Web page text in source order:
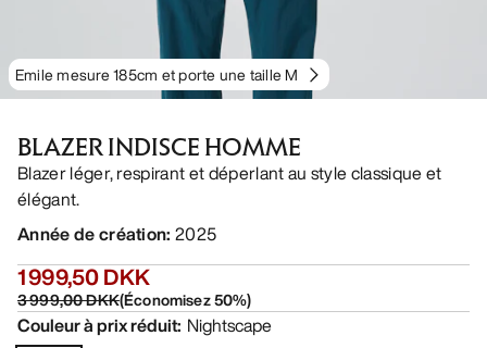
Emile mesure 185cm et porte une taille M
BLAZER INDISCE HOMME
Blazer léger, respirant et déperlant au style classique et
élégant.
Année de création: 2025
1 999,50 DKK
3 999,00 DKK(Économisez50%)
Couleur à prix réduit: Nightscape